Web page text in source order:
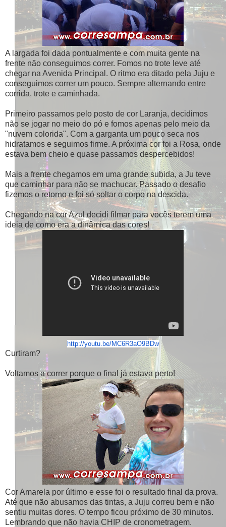
A largada foi dada pontualmente e com muita gente na
frente não conseguimos correr. Fomos no trote leve até
chegar na Avenida Principal. O ritmo era ditado pela Juju e
conseguimos correr um pouco. Sempre alternando entre
corrida, trote e caminhada.
Primeiro passamos pelo posto de cor Laranja, decidimos
não se jogar no meio do pó e fomos apenas pelo meio da
"nuvem colorida". Com a garganta um pouco seca nos
hidratamos e seguimos firme. A próxima cor foi a Rosa, onde
estava bem cheio e quase passamos despercebidos!
Mais a frente chegamos em uma grande subida, a Ju teve
que caminhar para não se machucar. Passado o desafio
fizemos o retorno e foi só soltar o corpo na descida.
Chegando na cor Azul decidi filmar para vocês terem uma
ideia de como era a dinâmica das cores!
http://youtu.be/MC6R3aO9BDw
Curtiram?
Voltamos a correr porque o final já estava perto!
Cor Amarela por último e esse foi o resultado final da prova.
Até que não abusamos das tintas, a Juju correu bem e não
sentiu muitas dores. O tempo ficou próximo de 30 minutos.
Lembrando que não havia CHIP de cronometragem.